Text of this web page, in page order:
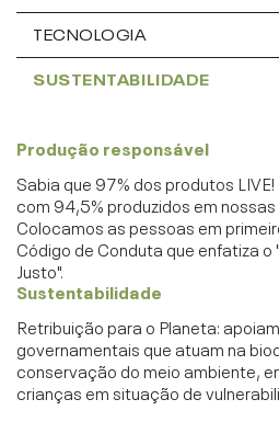
TECNOLOGIA
SUSTENTABILIDADE
Produção responsável
Sabia que 97% dos produtos
com 94,5% produzidos em
Colocamos as pessoas em
Código de Conduta que enfatiza o
Justo".
Sustentabilidade
Retribuição para o Planeta:
governamentais que atuam na
conservação do meio ambiente,
crianças em situação de